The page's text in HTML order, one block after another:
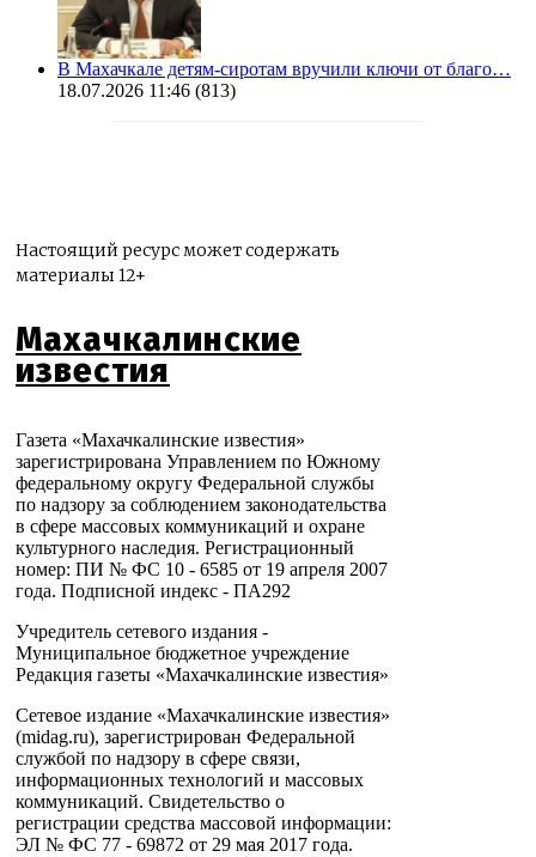
В Махачкале детям-сиротам вручили ключи от благо…
18.07.2026 11:46 (813)
Настоящий ресурс может содержать
материалы 12+
Махачкалинские
известия
Газета «Махачкалинские известия»
зарегистрирована Управлением по Южному
федеральному округу Федеральной службы
по надзору за соблюдением законодательства
в сфере массовых коммуникаций и охране
культурного наследия. Регистрационный
номер: ПИ № ФС 10 - 6585 от 19 апреля 2007
года. Подписной индекс - ПА292
Учредитель сетевого издания -
Муниципальное бюджетное учреждение
Редакция газеты «Махачкалинские известия»
Сетевое издание «Махачкалинские известия»
(midag.ru), зарегистрирован Федеральной
службой по надзору в сфере связи,
информационных технологий и массовых
коммуникаций. Свидетельство о
регистрации средства массовой информации:
ЭЛ № ФС 77 - 69872 от 29 мая 2017 года.